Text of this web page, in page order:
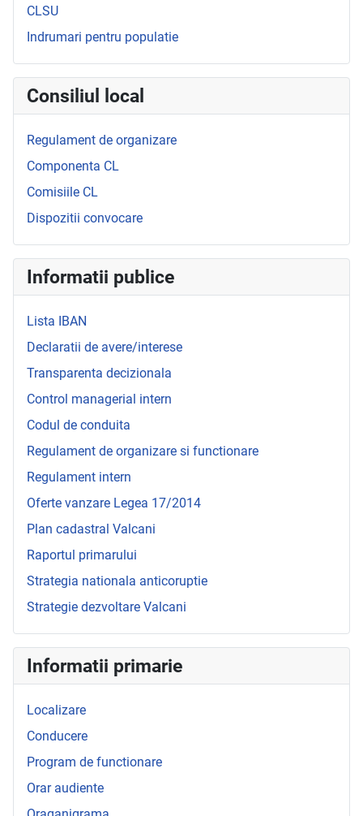
CLSU
Indrumari pentru populatie
Consiliul local
Regulament de organizare
Componenta CL
Comisiile CL
Dispozitii convocare
Informatii publice
Lista IBAN
Declaratii de avere/interese
Transparenta decizionala
Control managerial intern
Codul de conduita
Regulament de organizare si functionare
Regulament intern
Oferte vanzare Legea 17/2014
Plan cadastral Valcani
Raportul primarului
Strategia nationala anticoruptie
Strategie dezvoltare Valcani
Informatii primarie
Localizare
Conducere
Program de functionare
Orar audiente